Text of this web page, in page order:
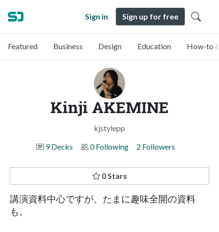
Sign in Sign up for free
Featured Business Design Education How-to
Kinji AKEMINE
kjstylepp
9 Decks
0 Following 2 Followers
0 Stars
講演資料中心ですが、たまに趣味全開の資料
も。